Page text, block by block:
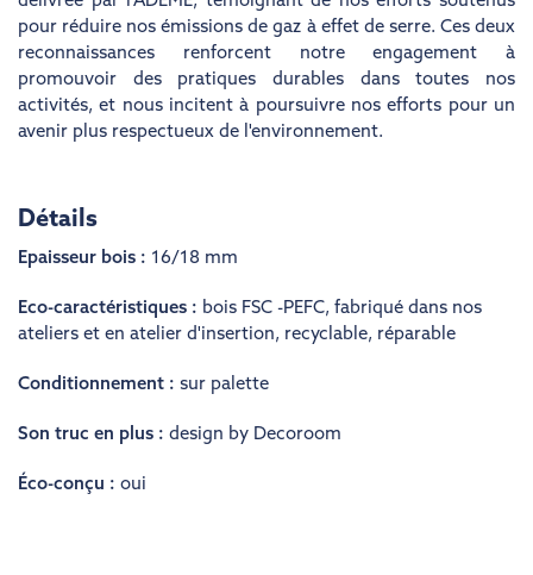
pour réduire nos émissions de gaz à effet de serre. Ces deux
reconnaissances renforcent notre engagement à
promouvoir des pratiques durables dans toutes nos
activités, et nous incitent à poursuivre nos efforts pour un
avenir plus respectueux de l'environnement.
Détails
Epaisseur bois : 16/18 mm
Eco-caractéristiques : bois FSC -PEFC, fabriqué dans nos
ateliers et en atelier d'insertion, recyclable, réparable
Conditionnement : sur palette
Son truc en plus : design by Decoroom
Éco-conçu : oui